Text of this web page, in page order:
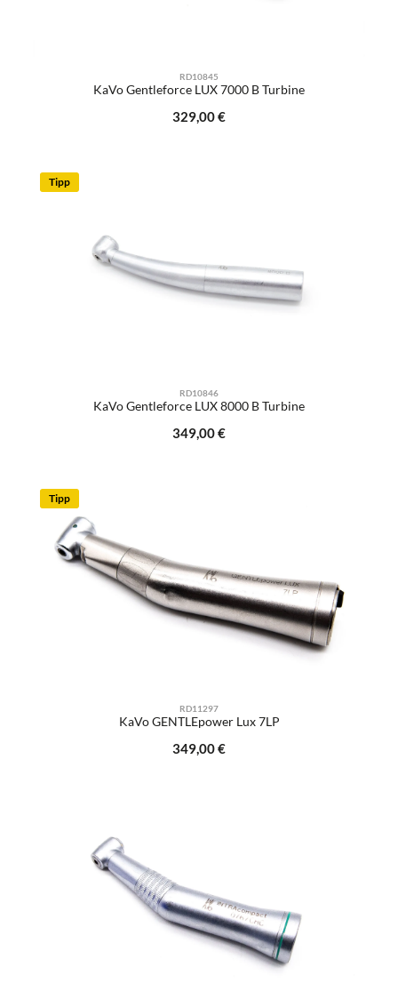
RD10845
KaVo Gentleforce LUX 7000 B Turbine
Regulärer Preis:
329,00 €
Tipp
RD10846
KaVo Gentleforce LUX 8000 B Turbine
Regulärer Preis:
349,00 €
Tipp
RD11297
KaVo GENTLEpower Lux 7LP
Regulärer Preis:
349,00 €